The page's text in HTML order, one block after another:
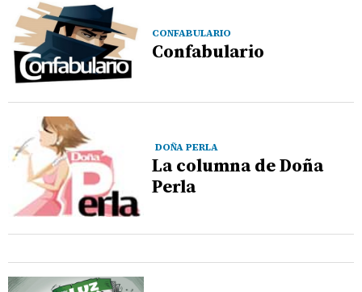
CONFABULARIO
Confabulario
DOÑA PERLA
La columna de Doña
Perla